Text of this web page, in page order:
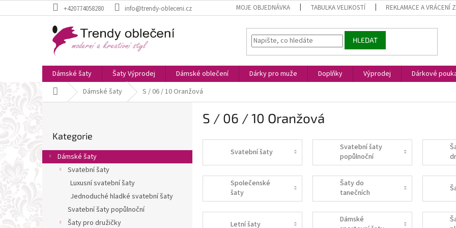
na
+420774058280 info@trendy-obleceni.cz MOJE OBJEDNÁVKA TABULKA VELIKOSTÍ REKLAMACE A VRÁCENÍ
HLEDAT
Dámské šaty Šaty Výprodej Dámské oblečení Dárky pro muže Doplňky Výprodej Dárkové
Domů Dámské šaty S / 06 / 10 Oranžová
r
a
kategorie
Kategorie
Dámské šaty
Svatební šaty
Luxusní svatební šaty
Jednoduché hladké svatební šaty
Svatební šaty popůlnoční
Šaty pro družičky
S / 06 / 10 Oranžová
Svatební šaty
Svatební šaty
popůlnoční
Společenské
šaty
Šaty do
tanečních
Letní šaty
Dámské